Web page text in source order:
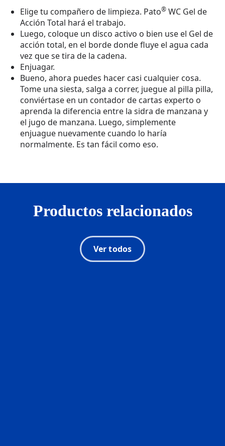
Elige tu compañero de limpieza. Pato® WC Gel de
Acción Total hará el trabajo.
Luego, coloque un disco activo o bien use el Gel de
acción total, en el borde donde fluye el agua cada
vez que se tira de la cadena.
Enjuagar.
Bueno, ahora puedes hacer casi cualquier cosa.
Tome una siesta, salga a correr, juegue al pilla pilla,
conviértase en un contador de cartas experto o
aprenda la diferencia entre la sidra de manzana y
el jugo de manzana. Luego, simplemente
enjuague nuevamente cuando lo haría
normalmente. Es tan fácil como eso.
Productos relacionados
Ver todos